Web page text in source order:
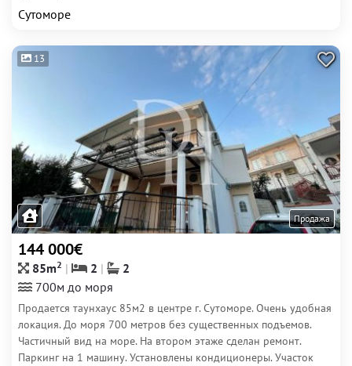
Сутоморе
13
Продажа
144 000€
85m2 2
2
700м до моря
Продается таунхаус 85м2 в центре г. Сутоморе. Очень удобная
локация. До моря 700 метров без существенных подъемов.
Частичный вид на море. На втором этаже сделан ремонт.
Паркинг на 1 машину. Установлены кондиционеры. Участок